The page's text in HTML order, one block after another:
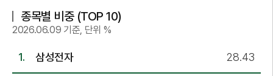
종목별 비중 (TOP 10)
2026.06.09 기준, 단위 %
삼성전자 28.43